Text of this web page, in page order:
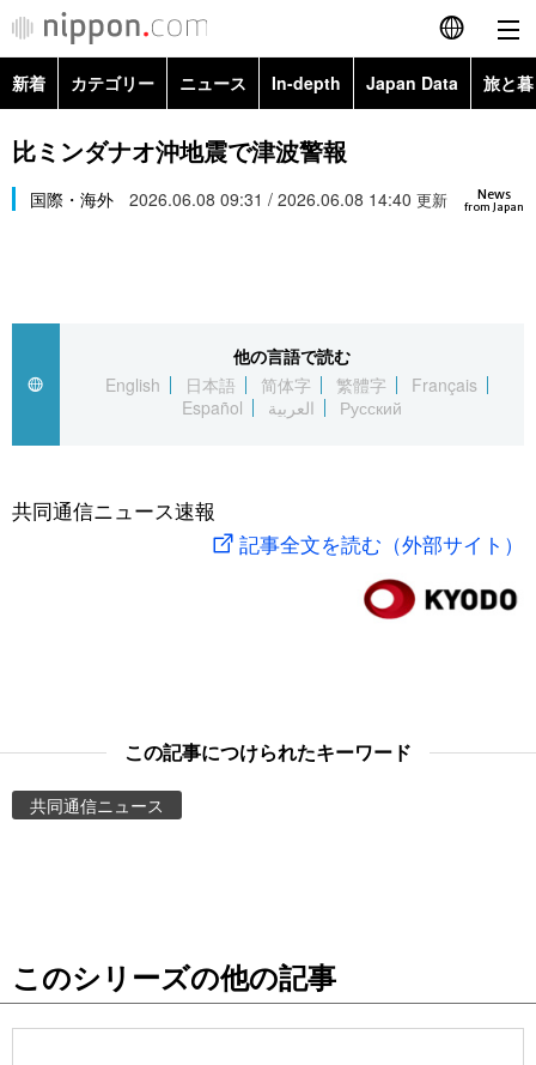
English
繁體字
العربية
社会
旅と暮らし
東京
新着 カテゴリー ニュース In-depth Japan Data 旅と
政治・外交
経済・ビジネス
社会
文化
科学・技術
暮らし
Images
お知らせ
比ミンダナオ沖地震で津波警報
News
from Japan
国際・海外 2026.06.08 09:31 / 2026.06.08 14:40 更新
他の言語で読む
English
日本語 简体字 繁體字
Français
Español
العربية Русский
共同通信ニュース速報
記事全文を読む（外部サイト）
この記事につけられたキーワード
共同通信ニュース
このシリーズの他の記事